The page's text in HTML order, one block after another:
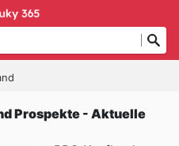
Prospekte - Aktuelle